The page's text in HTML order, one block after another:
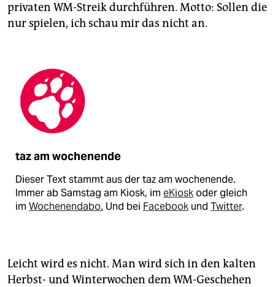
privaten WM-Streik durchführen. Motto: Sollen die
nur spielen, ich schau mir das nicht an.
taz am wochenende
Dieser Text stammt aus der taz am wochenende.
Immer ab Samstag am Kiosk, im eKioskoder gleich
im Wochenendabo. Und bei Facebook und Twitter.
Leicht wird es nicht. Man wird sich in den kalten
Herbst- und Winterwochen dem WM-Geschehen